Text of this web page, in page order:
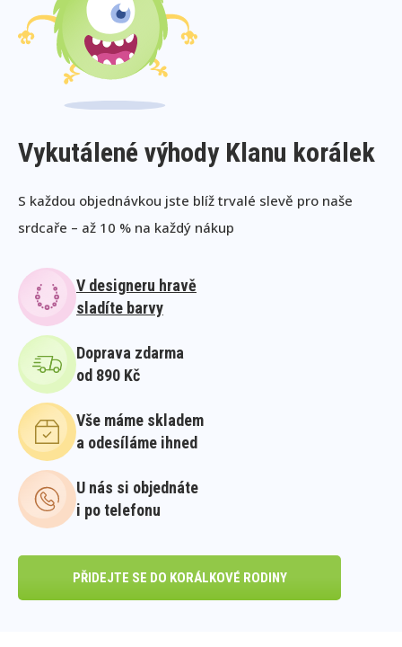
Vykutálené výhody Klanu korálek
S každou objednávkou jste blíž trvalé slevě pro naše
srdcaře – až 10 % na každý nákup
V designeru hravě
sladíte barvy
Doprava zdarma
od 890 Kč
Vše máme skladem
a odesíláme ihned
U nás si objednáte
i po telefonu
PŘIDEJTE SE DO KORÁLKOVÉ RODINY